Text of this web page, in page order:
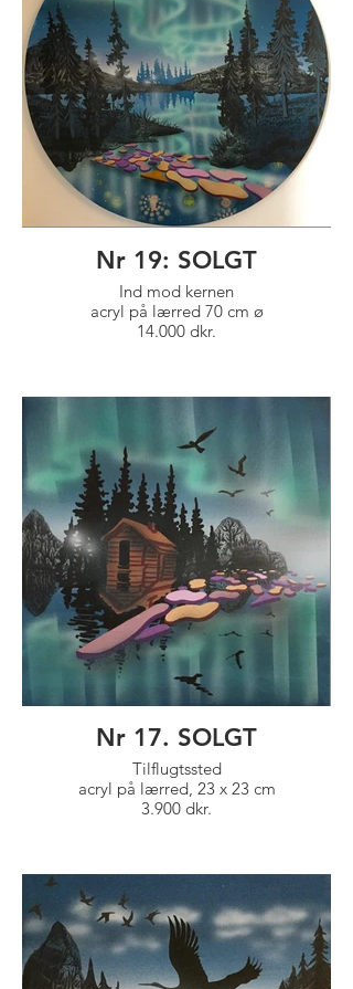
Nr 19: SOLGT
Ind mod kernen
acryl på lærred 70 cm ø
14.000 dkr.
Nr 17. SOLGT
Tilflugtssted
acryl på lærred, 23 x 23 cm
3.900 dkr.